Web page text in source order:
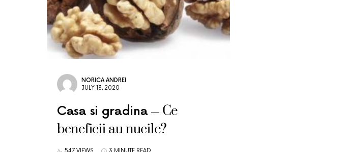
NORICA ANDREI
JULY 13, 2020
Casa si gradina
Ce
beneficii au nucile?